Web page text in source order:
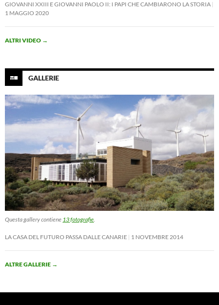
GIOVANNI XXIII E GIOVANNI PAOLO II: I PAPI CHE CAMBIARONO LA STORIA
1 MAGGIO 2020
ALTRI VIDEO →
GALLERIE
Questa gallery contiene 13 fotografie.
LA CASA DEL FUTURO PASSA DALLE CANARIE 1 NOVEMBRE 2014
ALTRE GALLERIE →